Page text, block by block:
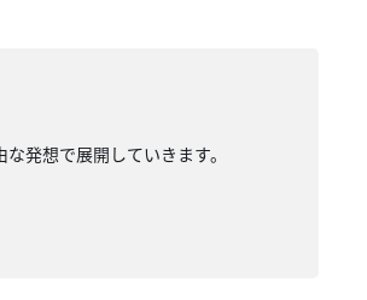
発想で展開していきます。